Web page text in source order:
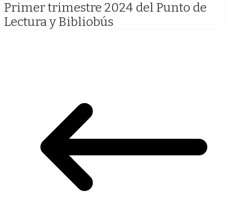
Primer trimestre 2024 del Punto de
Lectura y Bibliobús